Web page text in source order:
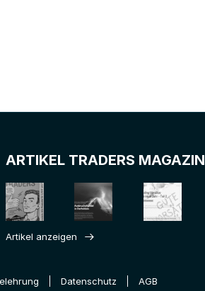
ARTIKEL TRADERS MAGAZIN
Artikel anzeigen
Datenschutz AGB